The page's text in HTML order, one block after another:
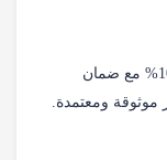
شركة كلين لاين توفر بودرة وجاء الأصلية 100% مع ضمان
موثوقة ومعتمدة.